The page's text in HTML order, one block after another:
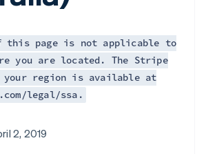
this page is not applicable to
you are located. The Stripe
your region is available at
legal/ssa.
2, 2019